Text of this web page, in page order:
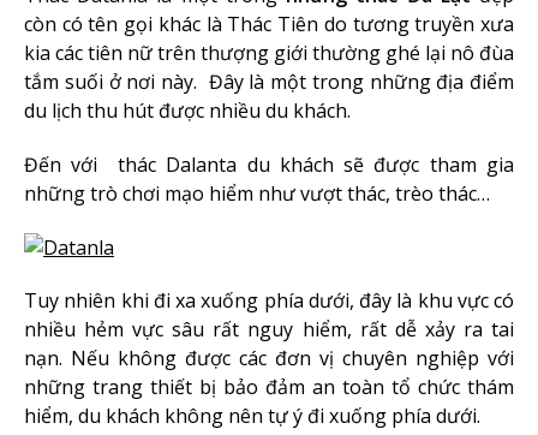
còn có tên gọi khác là Thác Tiên do tương truyền xưa
kia các tiên nữ trên thượng giới thường ghé lại nô đùa
tắm suối ở nơi này. Đây là một trong những địa điểm
du lịch thu hút được nhiều du khách.
Đến với thác Dalanta du khách sẽ được tham gia
những trò chơi mạo hiểm như vượt thác, trèo thác…
Tuy nhiên khi đi xa xuống phía dưới, đây là khu vực có
nhiều hẻm vực sâu rất nguy hiểm, rất dễ xảy ra tai
nạn. Nếu không được các đơn vị chuyên nghiệp với
những trang thiết bị bảo đảm an toàn tổ chức thám
hiểm, du khách không nên tự ý đi xuống phía dưới.